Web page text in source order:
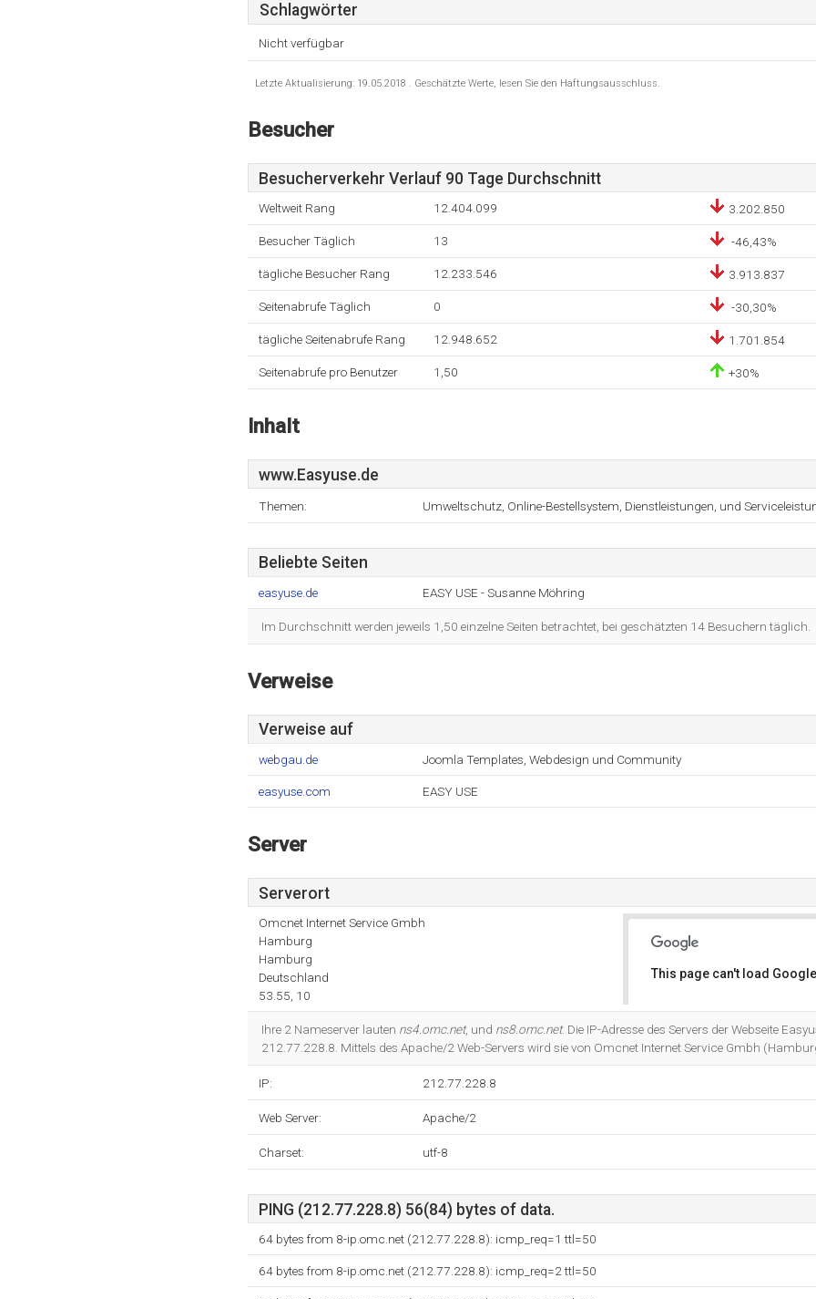
Schlagwörter
Nicht verfügbar
Letzte Aktualisierung: 19.05.2018 . Geschätzte Werte, lesen Sie den Haftungsausschluss.
Besucher
Besucherverkehr Verlauf 90 Tage Durchschnitt
Weltweit Rang 12.404.099 3.202.850
Besucher Täglich 13 -46,43%
tägliche Besucher Rang 12.233.546 3.913.837
Seitenabrufe Täglich 0 -30,30%
tägliche Seitenabrufe Rang 12.948.652 1.701.854
Seitenabrufe pro Benutzer 1,50 +30%
Inhalt
www.Easyuse.de
Themen: Umweltschutz, Online-Bestellsystem, Dienstleistungen, und
Beliebte Seiten
easyuse.de EASY USE - Susanne Möhring
Im Durchschnitt werden jeweils 1,50 einzelne Seiten betrachtet, bei geschätzten 14 Besuchern täglich.
Verweise
Verweise auf
webgau.de Joomla Templates, Webdesign und Community
easyuse.com EASY USE
Server
Serverort
Omcnet Internet Service Gmbh
Hamburg
Hamburg
Deutschland
53.55, 10
This page can't load
Ihre 2 Nameserver lauten ns4.omc.net, und ns8.omc.net. Die IP-Adresse des Servers der Webseite
212.77.228.8. Mittels des Apache/2 Web-Servers wird sie von Omcnet Internet Service Gmbh
IP: 212.77.228.8
Web Server: Apache/2
Charset: utf-8
PING (212.77.228.8) 56(84) bytes of data.
64 bytes from 8-ip.omc.net (212.77.228.8): icmp_req=1 ttl=50
64 bytes from 8-ip.omc.net (212.77.228.8): icmp_req=2 ttl=50